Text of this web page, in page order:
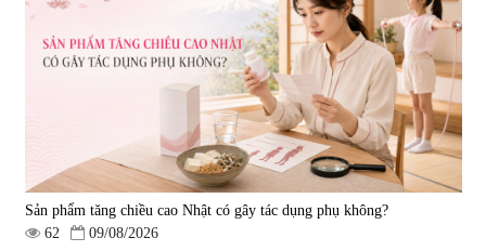
Sản phẩm tăng chiều cao Nhật có gây tác dụng phụ không?
62
09/08/2026